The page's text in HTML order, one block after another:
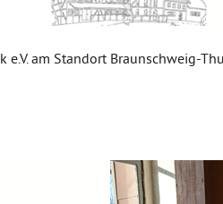
am Standort Braunschweig-